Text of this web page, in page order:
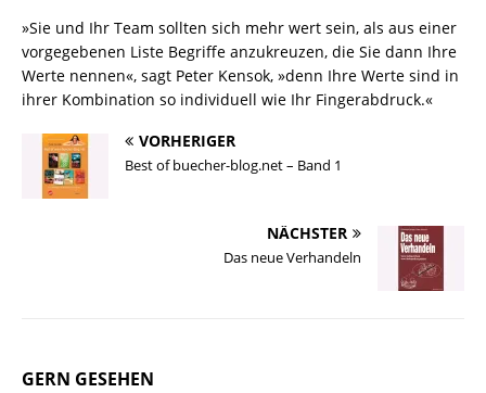
»Sie und Ihr Team sollten sich mehr wert sein, als aus einer
vorgegebenen Liste Begriffe anzukreuzen, die Sie dann Ihre
Werte nennen«, sagt Peter Kensok, »denn Ihre Werte sind in
ihrer Kombination so individuell wie Ihr Fingerabdruck.«
VORHERIGER
Best of buecher-blog.net – Band 1
NÄCHSTER
Das neue Verhandeln
GERN GESEHEN